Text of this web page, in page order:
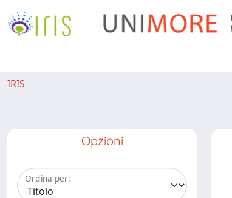
IRIS
Opzioni
Ordina per: